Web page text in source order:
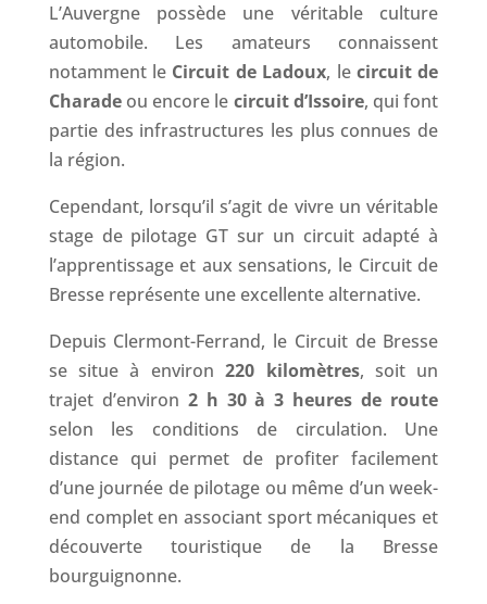
L’Auvergne possède une véritable culture
automobile. Les amateurs connaissent
notamment le Circuit de Ladoux, le circuit de
Charadeou encore le circuit d’Issoire, qui font
partie des infrastructures les plus connues de
la région.
Cependant, lorsqu’il s’agit de vivre un véritable
stage de pilotage GT sur un circuit adapté à
l’apprentissage et aux sensations, le Circuit de
Bresse représente une excellente alternative.
Depuis Clermont-Ferrand, le Circuit de Bresse
se situe à environ220 kilomètres, soit un
trajet d’environ 2 h 30 à 3 heures de route
selon les conditions de circulation. Une
distance qui permet de profiter facilement
d’une journée de pilotage ou même d’un week-
end complet en associant sport mécaniques et
découverte touristique de la Bresse
bourguignonne.